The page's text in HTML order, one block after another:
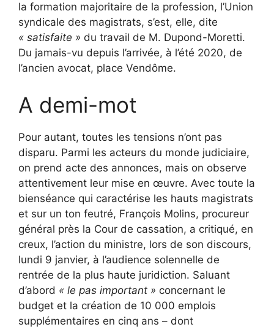
la formation majoritaire de la profession, l’Union
syndicale des magistrats, s’est, elle, dite
« satisfaite » du travail de M. Dupond-Moretti.
Du jamais-vu depuis l’arrivée, à l’été 2020, de
l’ancien avocat, place Vendôme.
A demi-mot
Pour autant, toutes les tensions n’ont pas
disparu. Parmi les acteurs du monde judiciaire,
on prend acte des annonces, mais on observe
attentivement leur mise en œuvre. Avec toute la
bienséance qui caractérise les hauts magistrats
et sur un ton feutré, François Molins, procureur
général près la Cour de cassation, a critiqué, en
creux, l’action du ministre, lors de son discours,
lundi 9 janvier, à l’audience solennelle de
rentrée de la plus haute juridiction. Saluant
d’abord « le pas important » concernant le
budget et la création de 10 000 emplois
supplémentaires en cinq ans – dont